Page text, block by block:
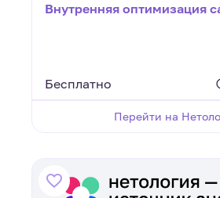
Внутренняя оптимизация
Бесплатно
Перейти на